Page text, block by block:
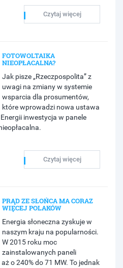
Czytaj więcej
FOTOWOLTAIKA
NIEOPŁACALNA?
Jak pisze „Rzeczpospolita” z
uwagi na zmiany w systemie
wsparcia dla prosumentów,
które wprowadzi nowa ustawa
inwestycja w panele
Czytaj więcej
PRĄD ZE SŁOŃCA MA CORAZ
WIĘCEJ POLAKÓW
Energia słoneczna zyskuje w
naszym kraju na popularności.
W 2015 roku moc
zainstalowanych paneli
o 240% do 71 MW. To jednak